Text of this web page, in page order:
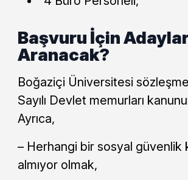
Başvuru İçin
Aranacak?
Boğaziçi Üniversitesi
Sayılı Devlet memurları
Ayrıca,
– Herhangi bir sosyal güvenlik
almıyor olmak,